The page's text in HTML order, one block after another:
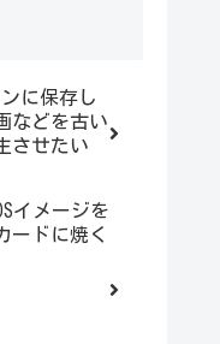
に保存し
などを古い
させたい
イメージを
ードに焼く